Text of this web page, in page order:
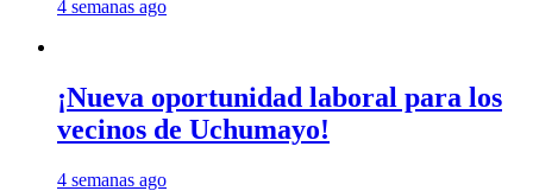
4 semanas ago
¡Nueva oportunidad laboral para los
vecinos de Uchumayo!
4 semanas ago